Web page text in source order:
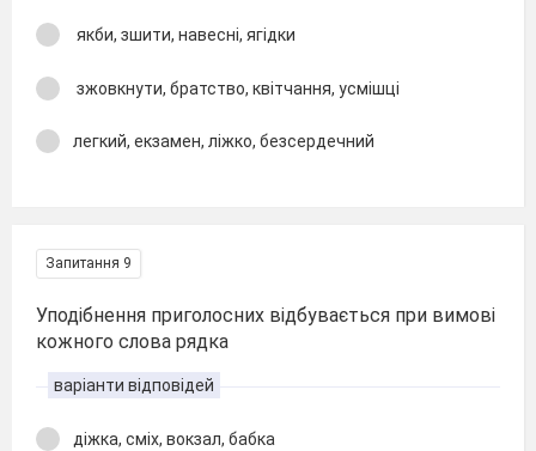
якби, зшити, навесні, ягідки
зжовкнути, братство, квітчання, усмішці
легкий, екзамен, ліжко, безсердечний
Запитання 9
Уподібнення приголосних відбувається при вимові
кожного слова рядка
варіанти відповідей
діжка, сміх, вокзал, бабка